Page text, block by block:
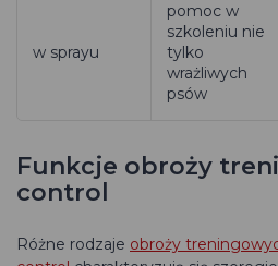
w sprayu
pomoc w
szkoleniu nie
tylko
wrażliwych
psów
Funkcje obroży
control
Różne rodzaje obroży